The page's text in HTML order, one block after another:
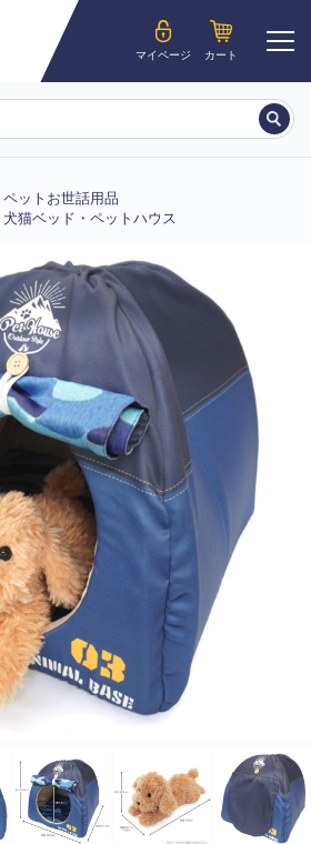
マイページ カート
ペットお世話用品
犬猫ベッド・ペットハウス
様
マイページ
料のご負担をお願いいたします。割引サービスは一